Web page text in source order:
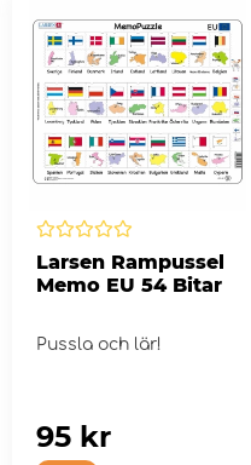
Larsen Rampussel
Memo EU 54 Bitar
Pussla och lär!
95 kr